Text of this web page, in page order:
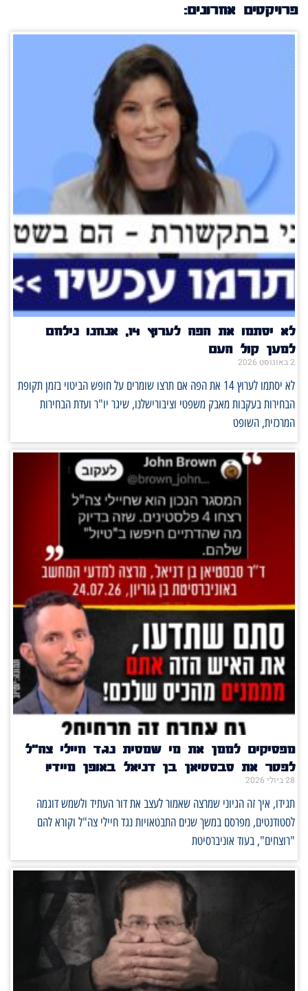
פרויקטים אחרונים:
לא יסתמו את הפה לערוץ 14, אנחנו נילחם
למען קול העם
2 באוגוסט 2026
לא יסתמו לערוץ 14 את הפה אם תרצו שומרים על חופש הביטוי בזמן תקופת
הבחירות בעקבות מאבק משפטי וציבורישלנו, שיגר יו"ר ועדת הבחירות
המרכזית, השופט
מפסיקים לממן את מי שמסית נגד חיילי צה"ל
לפטר את סבסטיאן בן דניאל באופן מיידי!
28 ביולי 2026
תגידו, איך זה הגיוני שמרצה שאמור לעצב את דור העתיד ולשמש דוגמה
לסטודנטים, מפרסם במשך שנים התבטאויות נגד חיילי צה"ל וקורא להם
"רוצחים", בעוד אוניברסיטת